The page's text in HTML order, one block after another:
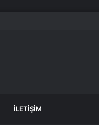
İLETIŞIM